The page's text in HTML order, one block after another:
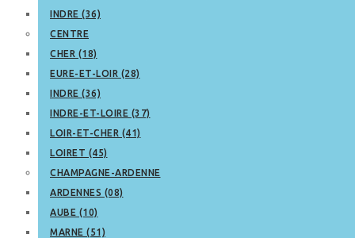
INDRE (36)
CENTRE
CHER (18)
EURE-ET-LOIR (28)
INDRE (36)
INDRE-ET-LOIRE (37)
LOIR-ET-CHER (41)
LOIRET (45)
CHAMPAGNE-ARDENNE
ARDENNES (08)
AUBE (10)
MARNE (51)